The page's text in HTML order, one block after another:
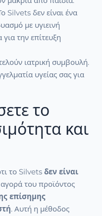
Silvets δεν είναι ένα
με υγιεινή
την επίτευξη
ιατρική συμβουλή.
υγείας σας για
το
και
το Silvets δεν είναι
του προϊόντος
επίσημης
. Αυτή η μέθοδος